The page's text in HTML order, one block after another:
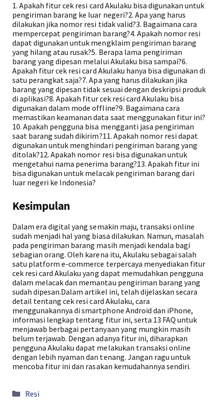
1. Apakah fitur cek resi card Akulaku bisa digunakan untuk
pengiriman barang ke luar negeri?2. Apa yang harus
dilakukan jika nomor resi tidak valid?3. Bagaimana cara
mempercepat pengiriman barang?4. Apakah nomor resi
dapat digunakan untuk mengklaim pengiriman barang
yang hilang atau rusak?5. Berapa lama pengiriman
barang yang dipesan melalui Akulaku bisa sampai?6.
Apakah fitur cek resi card Akulaku hanya bisa digunakan di
satu perangkat saja?7. Apa yang harus dilakukan jika
barang yang dipesan tidak sesuai dengan deskripsi produk
di aplikasi?8. Apakah fitur cek resi card Akulaku bisa
digunakan dalam mode offline?9. Bagaimana cara
memastikan keamanan data saat menggunakan fitur ini?
10. Apakah pengguna bisa mengganti jasa pengiriman
saat barang sudah dikirim?11. Apakah nomor resi dapat
digunakan untuk menghindari pengiriman barang yang
ditolak?12. Apakah nomor resi bisa digunakan untuk
mengetahui nama penerima barang?13. Apakah fitur ini
bisa digunakan untuk melacak pengiriman barang dari
luar negeri ke Indonesia?
Kesimpulan
Dalam era digital yang semakin maju, transaksi online
sudah menjadi hal yang biasa dilakukan. Namun, masalah
pada pengiriman barang masih menjadi kendala bagi
sebagian orang. Oleh karena itu, Akulaku sebagai salah
satu platform e-commerce terpercaya menyediakan fitur
cek resi card Akulaku yang dapat memudahkan pengguna
dalam melacak dan memantau pengiriman barang yang
sudah dipesan.Dalam artikel ini, telah dijelaskan secara
detail tentang cek resi card Akulaku, cara
menggunakannya di smartphone Android dan iPhone,
informasi lengkap tentang fitur ini, serta 13 FAQ untuk
menjawab berbagai pertanyaan yang mungkin masih
belum terjawab. Dengan adanya fitur ini, diharapkan
pengguna Akulaku dapat melakukan transaksi online
dengan lebih nyaman dan tenang. Jangan ragu untuk
mencoba fitur ini dan rasakan kemudahannya sendiri.
Kategori
Resi